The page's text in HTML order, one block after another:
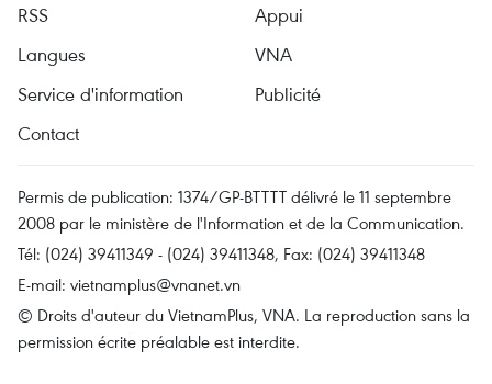
RSS
Appui
Langues
VNA
Service d'information
Publicité
Contact
Permis de publication: 1374/GP-BTTTT délivré le 11 septembre
2008 par le ministère de l'Information et de la Communication.
Tél: (024) 39411349 - (024) 39411348, Fax: (024) 39411348
E-mail: vietnamplus@vnanet.vn
© Droits d'auteur du VietnamPlus, VNA. La reproduction sans la
permission écrite préalable est interdite.